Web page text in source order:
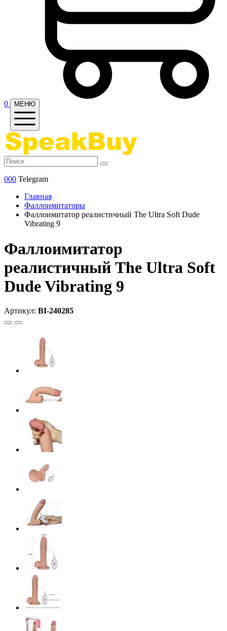
0 МЕНЮ
000 Telegram
Главная
Фаллоимитаторы
Фаллоимитатор реалистичный The Ultra Soft Dude
Vibrating 9
Фаллоимитатор
реалистичный The Ultra Soft
Dude Vibrating 9
Артикул: BI-240285